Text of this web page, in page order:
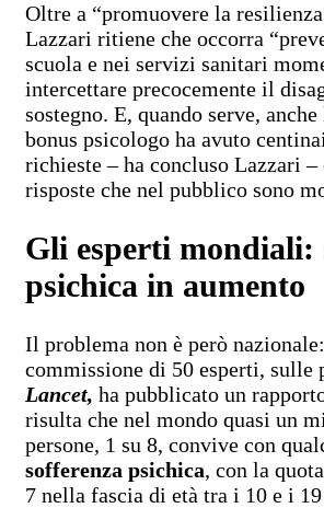
Oltre a “promuovere la
Lazzari ritiene che occorra
scuola e nei servizi sanitari
intercettare precocemente il
sostegno. E, quando serve,
bonus psicologo ha avuto
richieste – ha concluso Lazzari –
risposte che nel pubblico sono
Gli esperti mondiali:
psichica in aumento
Il problema non è però
commissione di 50 esperti, sulle
Lancet, ha pubblicato un
risulta che nel mondo quasi un
persone, 1 su 8, convive con
sofferenza psichica, con la
7 nella fascia di età tra i 10 e i